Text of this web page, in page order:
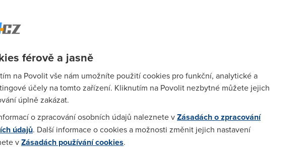
více operátorů. Tentokrát však Ministerstvo financí
a to nejen pro samotný úřad, ale i jeho resortní
ředitelství, Úřad pro zastupování státu ve věcech
cel.
s T-Mobilenabízí neomezený hlasový tarif za54
Kč a datový tarif s FUP 10 GB za 109 Kč. Čtyřletý
Starlink
prodávat
férově a jasně
na Povolit vše nám umožníte použití cookies pro funkční, analytické a
účely na tomto zařízení. Kliknutím na Povolit nezbytné můžete jejich
úplně zakázat.
o zpracování osobních údajů naleznete vZásadách o zpracování
údajů. Další informace o cookies a možnosti změnit jejich nastavení
vZásadách používání cookies.